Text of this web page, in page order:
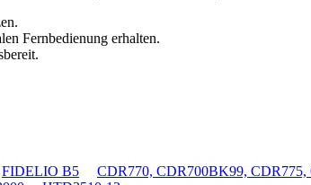
Fernbedienung erhalten.
FIDELIO B5 CDR770, CDR700BK99, CDR775,